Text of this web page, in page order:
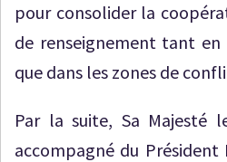
pour consolider la
de renseignement tant en
que dans les zones de
Par la suite, Sa Majesté
accompagné du Président